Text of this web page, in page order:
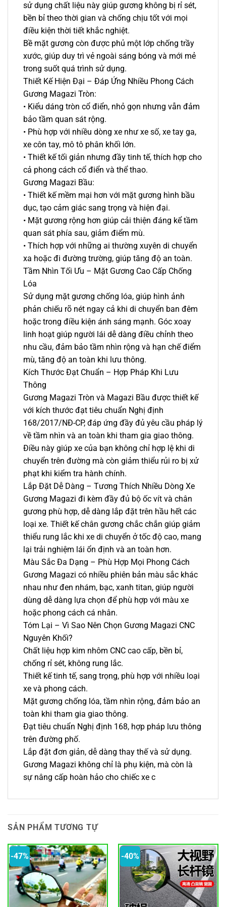
sử dụng chất liệu này giúp gương không bị rỉ sét,
bền bỉ theo thời gian và chống chịu tốt với mọi
điều kiện thời tiết khắc nghiệt.
Bề mặt gương còn được phủ một lớp chống trầy
xước, giúp duy trì vẻ ngoài sáng bóng và mới mẻ
trong suốt quá trình sử dụng.
Thiết Kế Hiện Đại – Đáp Ứng Nhiều Phong Cách
Gương Magazi Tròn:
• Kiểu dáng tròn cổ điển, nhỏ gọn nhưng vẫn đảm
bảo tầm quan sát rộng.
• Phù hợp với nhiều dòng xe như xe số, xe tay ga,
xe côn tay, mô tô phân khối lớn.
• Thiết kế tối giản nhưng đầy tinh tế, thích hợp cho
cả phong cách cổ điển và thể thao.
Gương Magazi Bầu:
• Thiết kế mềm mại hơn với mặt gương hình bầu
dục, tạo cảm giác sang trọng và hiện đại.
• Mặt gương rộng hơn giúp cải thiện đáng kể tầm
quan sát phía sau, giảm điểm mù.
• Thích hợp với những ai thường xuyên di chuyển
xa hoặc đi đường trường, giúp tăng độ an toàn.
Tầm Nhìn Tối Ưu – Mặt Gương Cao Cấp Chống
Lóa
Sử dụng mặt gương chống lóa, giúp hình ảnh
phản chiếu rõ nét ngay cả khi di chuyển ban đêm
hoặc trong điều kiện ánh sáng mạnh. Góc xoay
linh hoạt giúp người lái dễ dàng điều chỉnh theo
nhu cầu, đảm bảo tầm nhìn rộng và hạn chế điểm
mù, tăng độ an toàn khi lưu thông.
Kích Thước Đạt Chuẩn – Hợp Pháp Khi Lưu
Thông
Gương Magazi Tròn và Magazi Bầu được thiết kế
với kích thước đạt tiêu chuẩn Nghị định
168/2017/NĐ-CP, đáp ứng đầy đủ yêu cầu pháp lý
về tầm nhìn và an toàn khi tham gia giao thông.
Điều này giúp xe của bạn không chỉ hợp lệ khi di
chuyển trên đường mà còn giảm thiểu rủi ro bị xử
phạt khi kiểm tra hành chính.
Lắp Đặt Dễ Dàng – Tương Thích Nhiều Dòng Xe
Gương Magazi đi kèm đầy đủ bộ ốc vít và chân
gương phù hợp, dễ dàng lắp đặt trên hầu hết các
loại xe. Thiết kế chân gương chắc chắn giúp giảm
thiểu rung lắc khi xe di chuyển ở tốc độ cao, mang
lại trải nghiệm lái ổn định và an toàn hơn.
Màu Sắc Đa Dạng – Phù Hợp Mọi Phong Cách
Gương Magazi có nhiều phiên bản màu sắc khác
nhau như đen nhám, bạc, xanh titan, giúp người
dùng dễ dàng lựa chọn để phù hợp với màu xe
hoặc phong cách cá nhân.
Tóm Lại – Vì Sao Nên Chọn Gương Magazi CNC
Nguyên Khối?
Chất liệu hợp kim nhôm CNC cao cấp, bền bỉ,
chống rỉ sét, không rung lắc.
Thiết kế tinh tế, sang trọng, phù hợp với nhiều loại
xe và phong cách.
Mặt gương chống lóa, tầm nhìn rộng, đảm bảo an
toàn khi tham gia giao thông.
Đạt tiêu chuẩn Nghị định 168, hợp pháp lưu thông
trên đường phố.
Lắp đặt đơn giản, dễ dàng thay thế và sử dụng.
Gương Magazi không chỉ là phụ kiện, mà còn là
sự nâng cấp hoàn hảo cho chiếc xe c
SẢN PHẨM TƯƠNG TỰ
-47% -40%